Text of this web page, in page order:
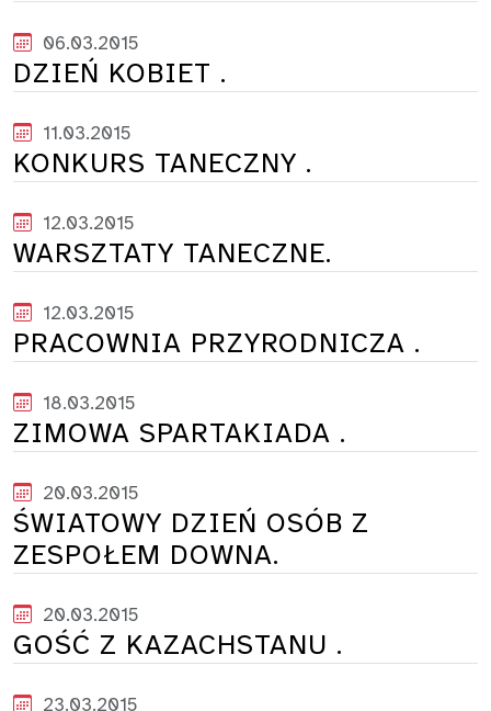
06.03.2015
DZIEŃ KOBIET .
11.03.2015
KONKURS TANECZNY .
12.03.2015
WARSZTATY TANECZNE.
12.03.2015
PRACOWNIA PRZYRODNICZA .
18.03.2015
ZIMOWA SPARTAKIADA .
20.03.2015
ŚWIATOWY DZIEŃ OSÓB Z
ZESPOŁEM DOWNA.
20.03.2015
GOŚĆ Z KAZACHSTANU .
23.03.2015